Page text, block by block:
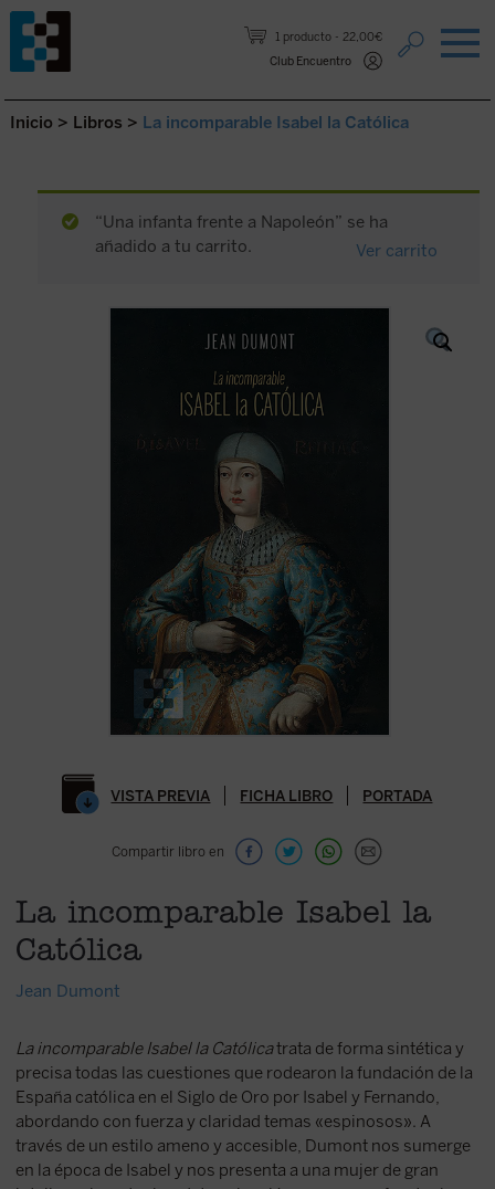
1 producto
22,00€
Club Encuentro
Saltar al contenido.
Inicio > Libros > La incomparable Isabel la Católica
“Una infanta frente a Napoleón” se ha
añadido a tu carrito.
Ver carrito
VISTA PREVIA FICHA LIBRO PORTADA
Compartir libro en
La incomparable Isabel la
Católica
Jean Dumont
La incomparable Isabel la Católicatrata de forma sintética y
precisa todas las cuestiones que rodearon la fundación de la
España católica en el Siglo de Oro por Isabel y Fernando,
abordando con fuerza y claridad temas «espinosos». A
través de un estilo ameno y accesible, Dumont nos sumerge
en la época de Isabel y nos presenta a una mujer de gran